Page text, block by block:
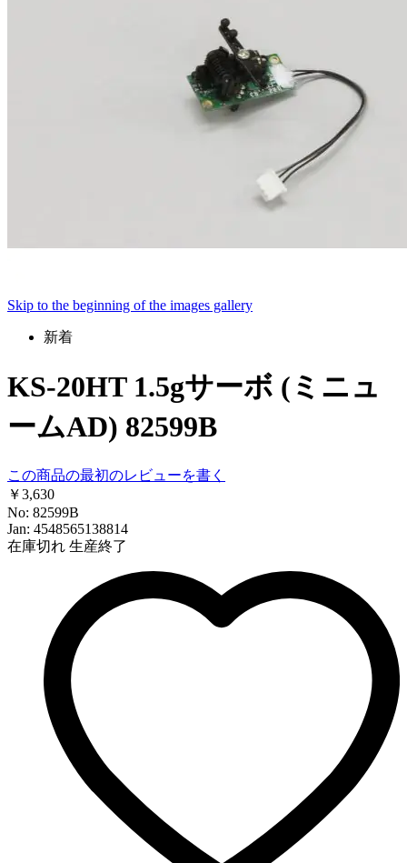
Skip to the beginning of the images gallery
新着
KS-20HT 1.5gサーボ (ミニュ
ームAD) 82599B
この商品の最初のレビューを書く
￥3,630
No: 82599B
Jan: 4548565138814
在庫切れ 生産終了